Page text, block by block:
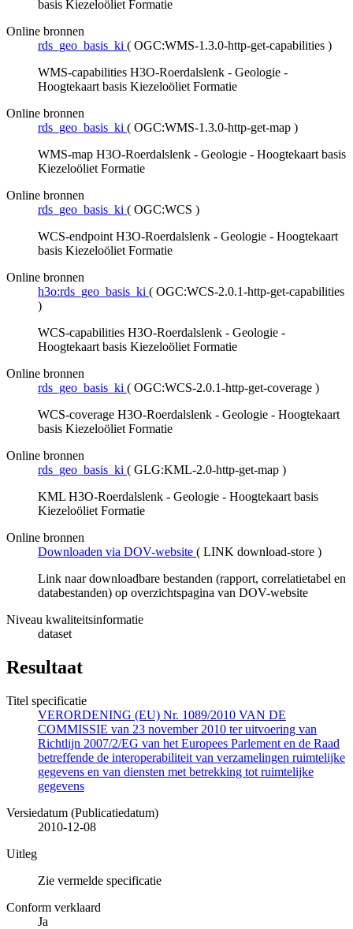
basis Kiezeloöliet Formatie
Online bronnen
rds_geo_basis_ki ( OGC:WMS-1.3.0-http-get-capabilities )
WMS-capabilities H3O-Roerdalslenk - Geologie -
Hoogtekaart basis Kiezeloöliet Formatie
Online bronnen
rds_geo_basis_ki ( OGC:WMS-1.3.0-http-get-map )
WMS-map H3O-Roerdalslenk - Geologie - Hoogtekaart basis
Kiezeloöliet Formatie
Online bronnen
rds_geo_basis_ki ( OGC:WCS )
WCS-endpoint H3O-Roerdalslenk - Geologie - Hoogtekaart
basis Kiezeloöliet Formatie
Online bronnen
h3o:rds_geo_basis_ki ( OGC:WCS-2.0.1-http-get-capabilities
)
WCS-capabilities H3O-Roerdalslenk - Geologie -
Hoogtekaart basis Kiezeloöliet Formatie
Online bronnen
rds_geo_basis_ki ( OGC:WCS-2.0.1-http-get-coverage )
WCS-coverage H3O-Roerdalslenk - Geologie - Hoogtekaart
basis Kiezeloöliet Formatie
Online bronnen
rds_geo_basis_ki ( GLG:KML-2.0-http-get-map )
KML H3O-Roerdalslenk - Geologie - Hoogtekaart basis
Kiezeloöliet Formatie
Online bronnen
Downloaden via DOV-website ( LINK download-store )
Link naar downloadbare bestanden (rapport, correlatietabel en
databestanden) op overzichtspagina van DOV-website
Niveau kwaliteitsinformatie
dataset
Resultaat
Titel specificatie
VERORDENING (EU) Nr. 1089/2010 VAN DE
COMMISSIE van 23 november 2010 ter uitvoering van
Richtlijn 2007/2/EG van het Europees Parlement en de Raad
betreffende de interoperabiliteit van verzamelingen ruimtelijke
gegevens en van diensten met betrekking tot ruimtelijke
gegevens
Versiedatum (Publicatiedatum)
2010-12-08
Uitleg
Zie vermelde specificatie
Conform verklaard
Ja